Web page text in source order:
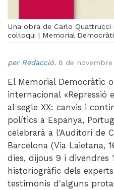
Una obra de Carlo Quattrucci
col·loqui | Memorial
per Redacció, 8 de novembre
El Memorial Democràtic
internacional «Repressió
al segle XX: canvis i
polítics a Espanya,
celebrarà a l'Auditori de
Barcelona (Via Laietana,
dies, dijous 9 i divendres
historiogràfic dels
testimonis d'alguns